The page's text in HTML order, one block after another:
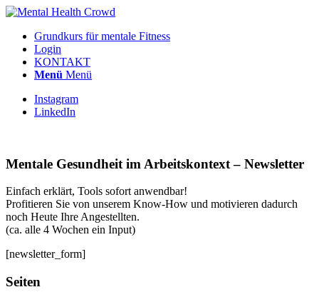
Grundkurs für mentale Fitness
Login
KONTAKT
Menü Menü
Instagram
LinkedIn
Mentale Gesundheit im Arbeitskontext – Newsletter
Einfach erklärt, Tools sofort anwendbar!
Profitieren Sie von unserem Know-How und motivieren dadurch
noch Heute Ihre Angestellten.
(ca. alle 4 Wochen ein Input)
[newsletter_form]
Seiten